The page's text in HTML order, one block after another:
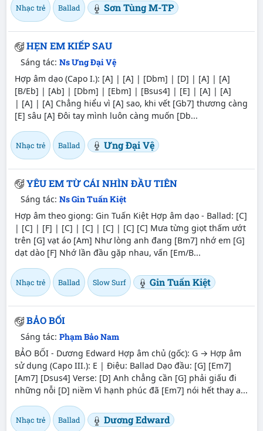
Nhạc trẻ Ballad Sơn Tùng M-TP
HẸN EM KIẾP SAU
Sáng tác: Ns Ưng Đại Vệ
Hợp âm dạo (Capo I.): [A] | [A] | [Dbm] | [D] | [A] | [A]
[B/Eb] | [Ab] | [Dbm] | [Ebm] | [Bsus4] | [E] | [A] | [A]
| [A] | [A] Chẳng hiểu vì [A] sao, khi vết [Gb7] thương càng
[E] sâu [A] Đôi tay mình luôn càng muốn [Db...
Nhạc trẻ Ballad Ưng Đại Vệ
YÊU EM TỪ CÁI NHÌN ĐẦU TIÊN
Sáng tác: Ns Gin Tuấn Kiệt
Hợp âm theo giọng: Gin Tuấn Kiệt Hợp âm dạo - Ballad: [C]
| [C] | [F] | [C] | [C] | [C] | [C] [C] Mưa từng giọt thấm ướt
trên [G] vạt áo [Am] Như lòng anh đang [Bm7] nhớ em [G]
dạt dào [F] Nhớ lần đầu gặp nhau, vấn [Em/B...
Nhạc trẻ Ballad Slow Surf Gin Tuấn Kiệt
BẢO BỐI
Sáng tác: Phạm Bảo Nam
BẢO BỐI - Dương Edward Hợp âm chủ (gốc): G → Hợp âm
sử dụng (Capo III.): E | Điệu: Ballad Dạo đầu: [G] [Em7]
[Am7] [Dsus4] Verse: [D] Anh chẳng cần [G] phải giấu đi
những nỗi [D] niềm Vì hạnh phúc đã [Em7] nói hết thay a...
Nhạc trẻ Ballad Dương Edward